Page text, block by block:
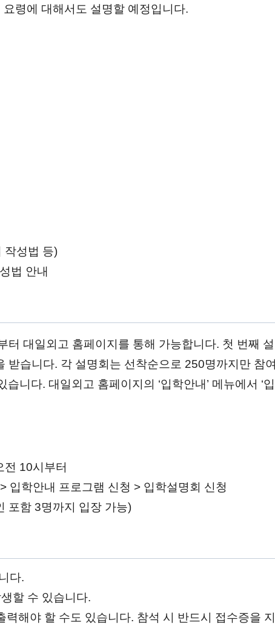
령에 대해서도 설명할 예정입니다.
작성법 등)
법 안내
대일외고 홈페이지를 통해 가능합니다. 첫 번째 설
습니다. 각 설명회는 선착순으로 250명까지만 참여
니다. 대일외고 홈페이지의 ‘입학안내’ 메뉴에서 ‘입
전 10시부터
입학안내 프로그램 신청 > 입학설명회 신청
포함 3명까지 입장 가능)
다.
할 수 있습니다.
해야 할 수도 있습니다. 참석 시 반드시 접수증을 지